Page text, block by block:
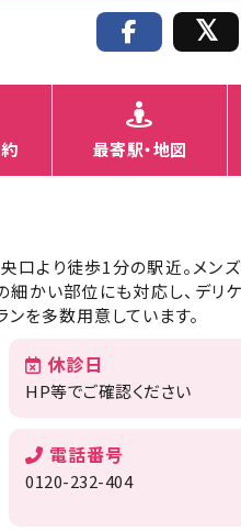
最寄駅・地図
口より徒歩1分の駅近。メン
かい部位にも対応し、デリ
を多数用意しています。
休診日
HP等でご確認ください
電話番号
0120-232-404